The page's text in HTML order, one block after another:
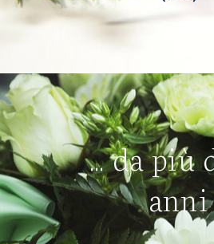
... da
anni